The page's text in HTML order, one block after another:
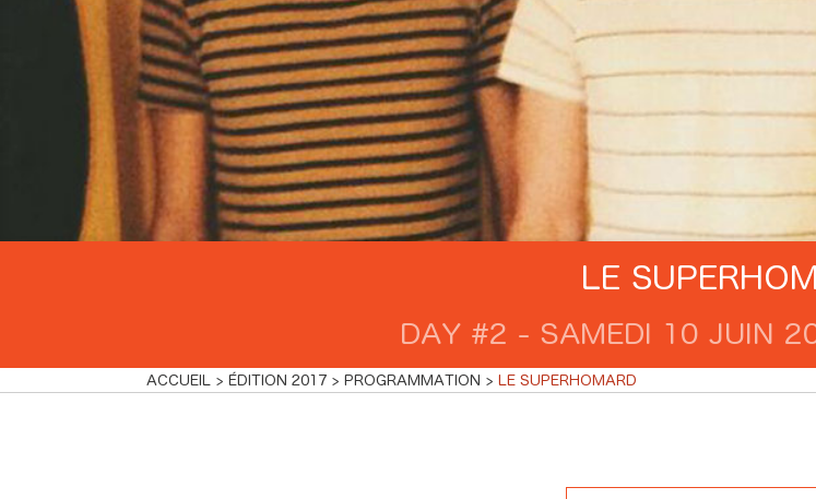
LE
DAY #2 - SAMEDI 10 JUIN
ACCUEIL ÉDITION 2017 PROGRAMMATION LE SUPERHOMARD